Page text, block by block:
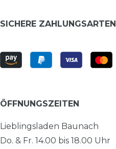
SICHERE ZAHLUNGSARTEN
ÖFFNUNGSZEITEN
Lieblingsladen Baunach
Do. & Fr. 14.00 bis 18.00 Uhr